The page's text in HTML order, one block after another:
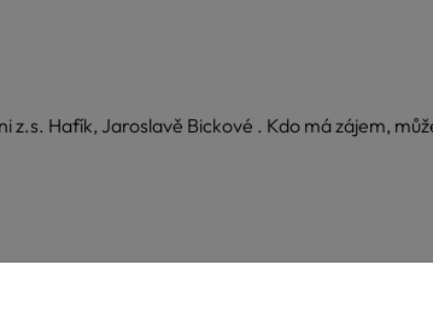
Hafík, Jaroslavě Bickové . Kdo má zájem,